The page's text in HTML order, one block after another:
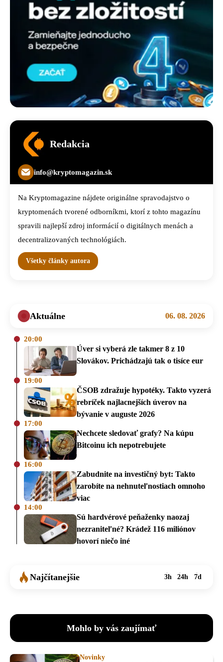
Redakcia
info@kryptomagazin.sk
Na Kryptomagazine nájdete originálne spravodajstvo o
kryptomenách tvorené odborníkmi, ktorí z tohto magazínu
spravili najlepší zdroj informácií o digitálnych menách a
decentralizovaných technológiách.
Všetky články autora
Aktuálne 06. 08. 2026
20:00
Úver si vyberá zle takmer 8 z 10
Slovákov. Prichádzajú tak o tisíce eur
19:00
ČSOB zdražuje hypotéky. Takto vyzerá
rebríček najlacnejších úverov na
bývanie v auguste 2026
17:00
Nechcete sledovať grafy? Na kúpu
Bitcoinu ich nepotrebujete
16:00
Zabudnite na investičný byt: Takto
zarobíte na nehnuteľnostiach omnoho
viac
14:00
Sú hardvérové peňaženky naozaj
nezraniteľné? Krádež 116 miliónov
hovorí niečo iné
Najčítanejšie 3h 24h 7d
Mohlo by vás zaujímať
Novinky